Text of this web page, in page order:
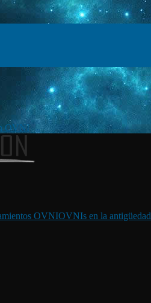
OVNI
OVNIOVNIs en la antigüedad